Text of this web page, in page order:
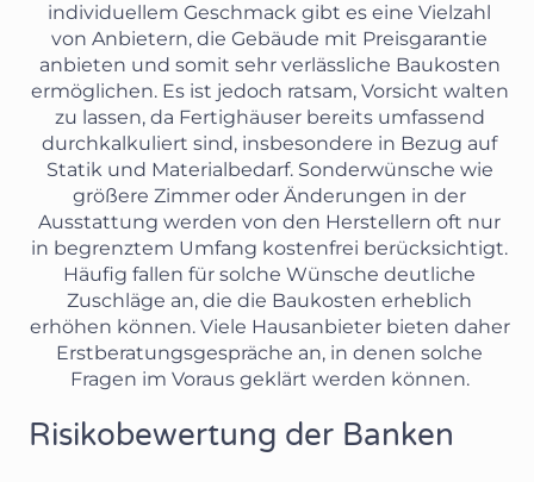
individuellem Geschmack gibt es eine Vielzahl
von Anbietern, die Gebäude mit Preisgarantie
anbieten und somit sehr verlässliche Baukosten
ermöglichen. Es ist jedoch ratsam, Vorsicht walten
zu lassen, da Fertighäuser bereits umfassend
durchkalkuliert sind, insbesondere in Bezug auf
Statik und Materialbedarf. Sonderwünsche wie
größere Zimmer oder Änderungen in der
Ausstattung werden von den Herstellern oft nur
in begrenztem Umfang kostenfrei berücksichtigt.
Häufig fallen für solche Wünsche deutliche
Zuschläge an, die die Baukosten erheblich
erhöhen können. Viele Hausanbieter bieten daher
Erstberatungsgespräche an, in denen solche
Fragen im Voraus geklärt werden können.
Risikobewertung der Banken